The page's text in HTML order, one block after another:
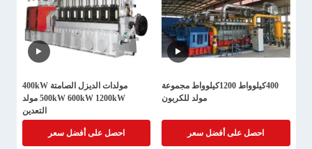
400كيلوواط 1200كيلوواط مجموعة
مولد للكربون
احصل على أفضل سعر
مولدات الديزل الصامتة 400kW
500kW 600kW 1200kW مولد
التعدين
احصل على أفضل سعر